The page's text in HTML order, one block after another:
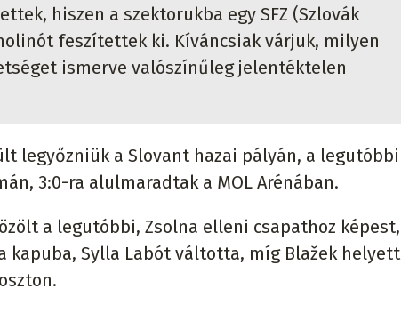
hiszen a szektorukba egy SFZ (Szlovák
feszítettek ki. Kíváncsiak várjuk, milyen
ismerve valószínűleg jelentéktelen
legyőzniük a Slovant hazai pályán, a legutóbbi
3:0-ra alulmaradtak a MOL Arénában.
a legutóbbi, Zsolna elleni csapathoz képest,
kapuba, Sylla Labót váltotta, míg Blažek helyett